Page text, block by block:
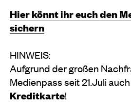
Hier könnt ihr euch den
sichern
HINWEIS:
Aufgrund der großen
Medienpass seit 21.Juli auch
Kreditkarte!